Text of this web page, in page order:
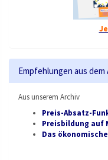
Empfehlungen aus dem
Aus unserem Archiv
Preis-Absatz-
Preisbildung auf
Das